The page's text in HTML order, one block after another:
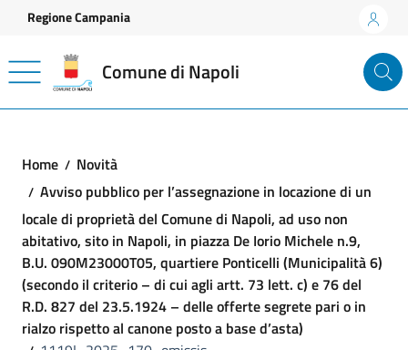
Vai ai contenuti
Vai al footer
Regione Campania
Comune di Napoli
Home
Novità
Avviso pubblico per l’assegnazione in locazione di un
locale di proprietà del Comune di Napoli, ad uso non
abitativo, sito in Napoli, in piazza De Iorio Michele n.9,
B.U. 090M23000T05, quartiere Ponticelli (Municipalità 6)
(secondo il criterio – di cui agli artt. 73 lett. c) e 76 del
R.D. 827 del 23.5.1924 – delle offerte segrete pari o in
rialzo rispetto al canone posto a base d’asta)